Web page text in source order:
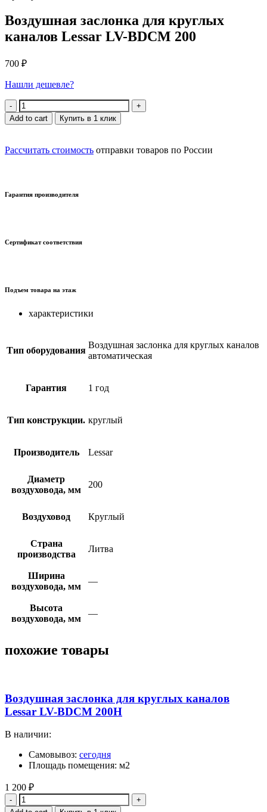
Воздушная заслонка для круглых
каналов Lessar LV-BDCM 200
700 ₽
Нашли дешевле?
Quantity
Add to cart Купить в 1 клик
Рассчитать стоимость отправки товаров по России
Гарантия производителя
Сертификат соответствия
Подъем товара на этаж
характеристики
Тип оборудования
Воздушная заслонка для круглых каналов
автоматическая
Гарантия 1 год
Тип конструкции. круглый
Производитель Lessar
Диаметр
воздуховода, мм
200
Воздуховод Круглый
Страна
производства
Литва
Ширина
воздуховода, мм
—
Высота
воздуховода, мм
—
похожие товары
Воздушная заслонка для круглых каналов
Lessar LV-BDCM 200H
В наличии:
Самовывоз: сегодня
Площадь помещения: м2
1 200 ₽
Quantity